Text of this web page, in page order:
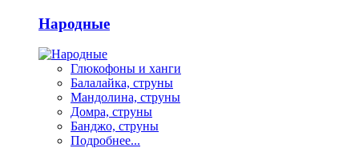
Народные
Глюкофоны и ханги
Балалайка, струны
Мандолина, струны
Домра, струны
Банджо, струны
Подробнее...